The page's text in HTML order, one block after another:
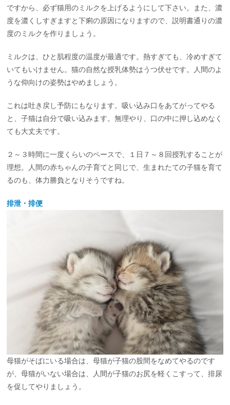
ですから、必ず猫用のミルクを上げるようにして下さい。また、濃
度を濃くしすぎますと下痢の原因になりますので、説明書通りの濃
度のミルクを作りましょう。
ミルクは、ひと肌程度の温度が最適です。熱すぎても、冷めすぎて
いてもいけません。猫の自然な授乳体勢はうつ伏せです。人間のよ
うな仰向けの姿勢はやめましょう。
これは吐き戻し予防にもなります。吸い込み口をあてがってやる
と、子猫は自分で吸い込みます。無理やり、口の中に押し込めなく
ても大丈夫です。
２～３時間に一度くらいのペースで、１日７～８回授乳することが
理想。人間の赤ちゃんの子育てと同じで、生まれたての子猫を育て
るのも、体力勝負となりそうですね。
排泄・排便
母猫がそばにいる場合は、母猫が子猫の股間をなめてやるのです
が、母猫がいない場合は、人間が子猫のお尻を軽くこすって、排尿
を促してやりましょう。